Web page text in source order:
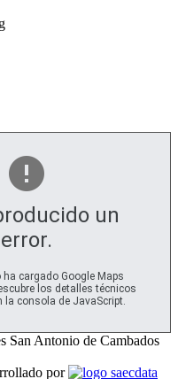
un
error.
ha cargado Google Maps
los detalles técnicos
la consola de JavaScript.
San Antonio de Cambados
por